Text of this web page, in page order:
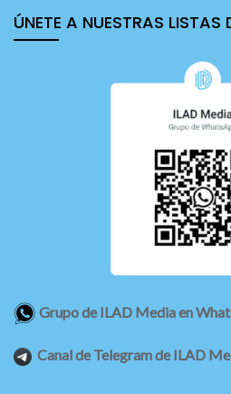
ÚNETE A NUESTRAS LISTAS
Grupo de ILAD Media en
Canal de Telegram de ILAD